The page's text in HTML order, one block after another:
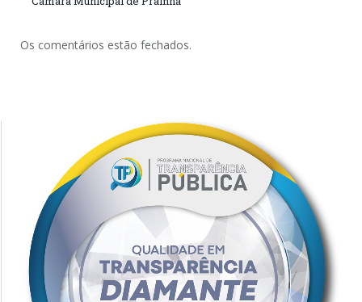
Os comentários estão fechados.